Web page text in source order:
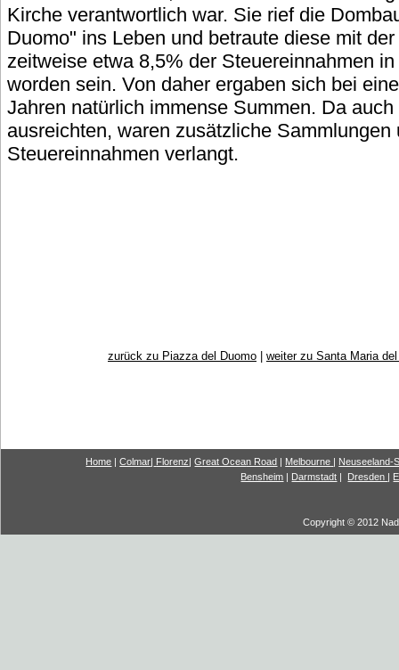
Kirche verantwortlich war. Sie rief die
Duomo" ins Leben und betraute diese mit
zeitweise etwa 8,5% der Steuereinnahmen
worden sein. Von daher ergaben sich bei
Jahren natürlich immense Summen. Da
ausreichten, waren zusätzliche
Steuereinnahmen verlangt.
zurück zu Piazza del Duomo | weiter zu Santa Maria
Home |Colmar| Florenz|Great Ocean Road | Melbourne | Neuseeland-
Bensheim | Darmstadt | Dresden |
Copyright © 2012